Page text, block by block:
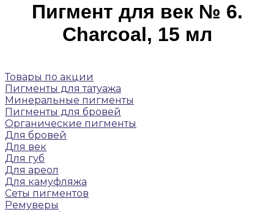
Пигмент для век № 6.
Charcoal, 15 мл
Товары по акции
Пигменты для татуажа
Минеральные пигменты
Пигменты для бровей
Органические пигменты
Для бровей
Для век
Для губ
Для ареол
Для камуфляжа
Сеты пигментов
Ремуверы